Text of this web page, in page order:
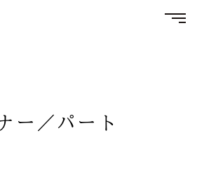
ー／パート